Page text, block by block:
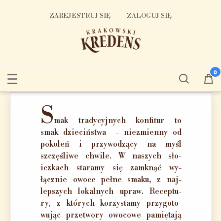
ZAREJESTRUJ SIĘ ZALOGUJ SIĘ
Smak tra­dy­cyj­nych kon­fi­tur to
smak dzie­ciń­stwa - nie­zmien­ny od
po­ko­leń i przy­wo­dzą­cy na myśl
szczę­śli­we chwi­le. W na­szych sło­
icz­kach sta­ra­my się za­mknąć wy­
łącz­nie owo­ce peł­ne sma­ku, z naj­
lep­szych lo­kal­nych upraw. Re­cep­tu­
ry, z któ­rych ko­rzy­sta­my przy­go­to­
wu­jąc przetwory owocowe pa­mię­ta­ją